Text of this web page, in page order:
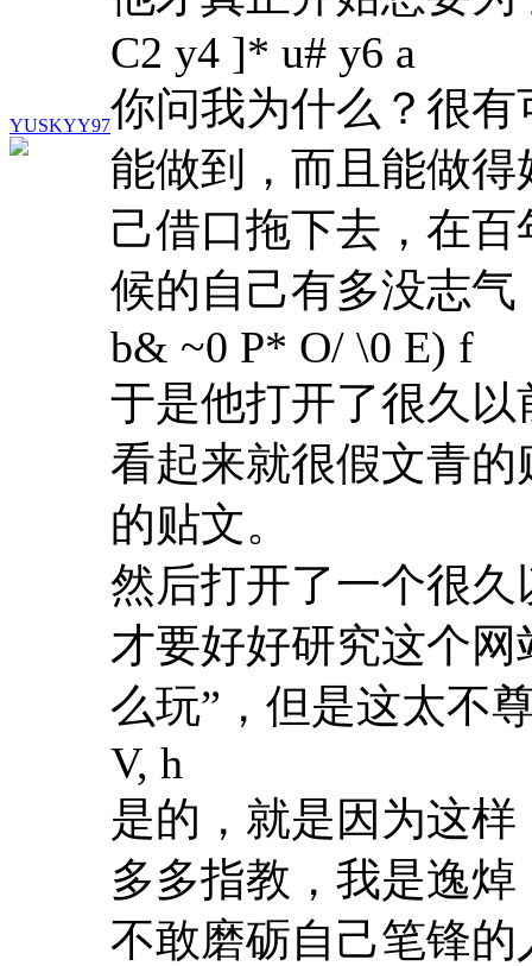
YUSKYY97
C2 y4 ]* u# y6 a
你问我为什么？很
能做到，而且能做
己借口拖下去，在
候的自己有多没志
b& ~0 P* O/ \0 E) f
于是他打开了很久
看起来就很假文青
的贴文。
然后打开了一个很
才要好好研究这个
么玩”，但是这太不
V, h
是的，就是因为这
多多指教，我是逸
不敢磨砺自己笔锋的